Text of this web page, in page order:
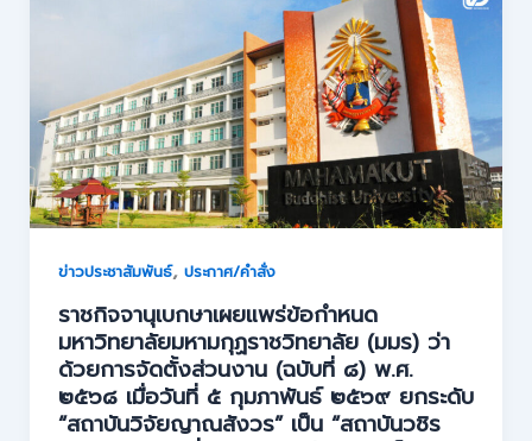
ข่าวประชาสัมพันธ์, ประกาศ/คำสั่ง
ราชกิจจานุเบกษาเผยแพร่ข้อกำหนด
มหาวิทยาลัยมหามกุฏราชวิทยาลัย (มมร) ว่า
ด้วยการจัดตั้งส่วนงาน (ฉบับที่ ๘) พ.ศ.
๒๕๖๘ เมื่อวันที่ ๕ กุมภาพันธ์ ๒๕๖๙ ยกระดับ
“สถาบันวิจัยญาณสังวร” เป็น “สถาบันวชิร